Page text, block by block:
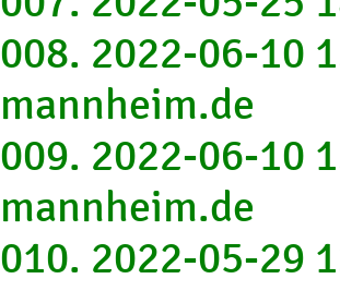
008. 2022-06-10
mannheim.de
009. 2022-06-10
mannheim.de
010. 2022-05-29